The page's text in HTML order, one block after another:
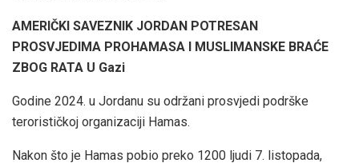
AMERIČKI SAVEZNIK JORDAN POTRESAN
PROSVJEDIMA PROHAMASA I MUSLIMANSKE BRAĆE
ZBOG RATA U Gazi
Godine 2024. u Jordanu su održani prosvjedi podrške
terorističkoj organizaciji Hamas.
Nakon što je Hamas pobio preko 1200 ljudi 7. listopada,